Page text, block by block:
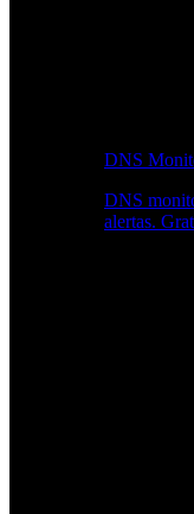
DNS
DNS
alertas.